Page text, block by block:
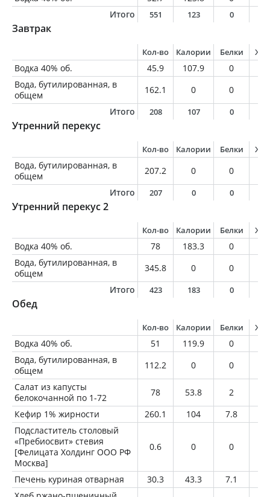
Итого
551 123 0
Завтрак
Кол-во Калории Белки
Водка 40% об. 45.9 107.9 0
Вода, бутилированная, в
общем
162.1 0 0
Итого
208 107 0
Утренний перекус
Кол-во Калории Белки
Вода, бутилированная, в
общем
207.2 0 0
Итого
207 0 0
Утренний перекус 2
Кол-во Калории Белки
Водка 40% об. 78 183.3 0
Вода, бутилированная, в
общем
345.8 0 0
Итого
423 183 0
Обед
Кол-во Калории Белки
Водка 40% об. 51 119.9 0
Вода, бутилированная, в
общем
112.2 0 0
Салат из капусты
белокочанной по 1-72
78 53.8 2
Кефир 1% жирности
260.1 104 7.8
Подсластитель столовый
«Пребиосвит» стевия
[Фелицата Холдинг ООО РФ
Москва]
0.6 0 0
Печень куриная отварная 30.3 43.3 7.1